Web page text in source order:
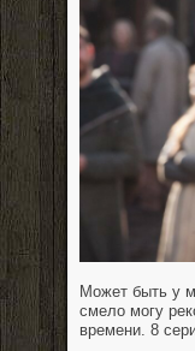
Может быть у
смело могу
времени. 8